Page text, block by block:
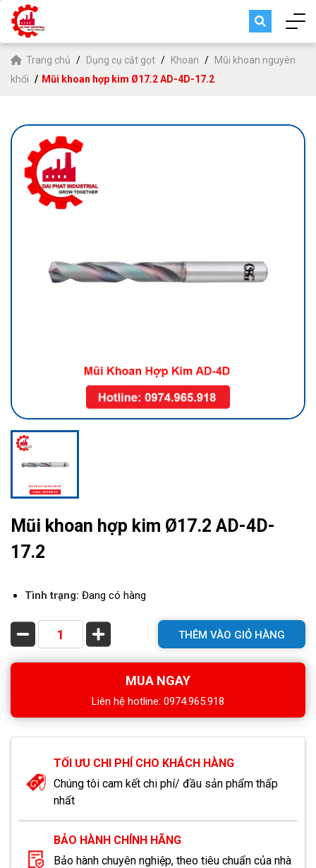
Trang chủ Dụng cụ cắt gọt Khoan
Mũi khoan nguyên
khối
Mũi khoan hợp kim Ø17.2 AD-4D-17.2
Mũi khoan hợp kim Ø17.2 AD-4D-
17.2
Tình trạng: Đang có hàng
THÊM VÀO GIỎ HÀNG
MUA NGAY
Liên hệ hotline: 0974.965.918
TỐI ƯU CHI PHÍ CHO KHÁCH HÀNG
Chúng tôi cam kết chi phí/ đầu sản phẩm thấp
nhất
BẢO HÀNH CHÍNH HÃNG
Bảo hành chuyên nghiệp, theo tiêu chuẩn của nhà